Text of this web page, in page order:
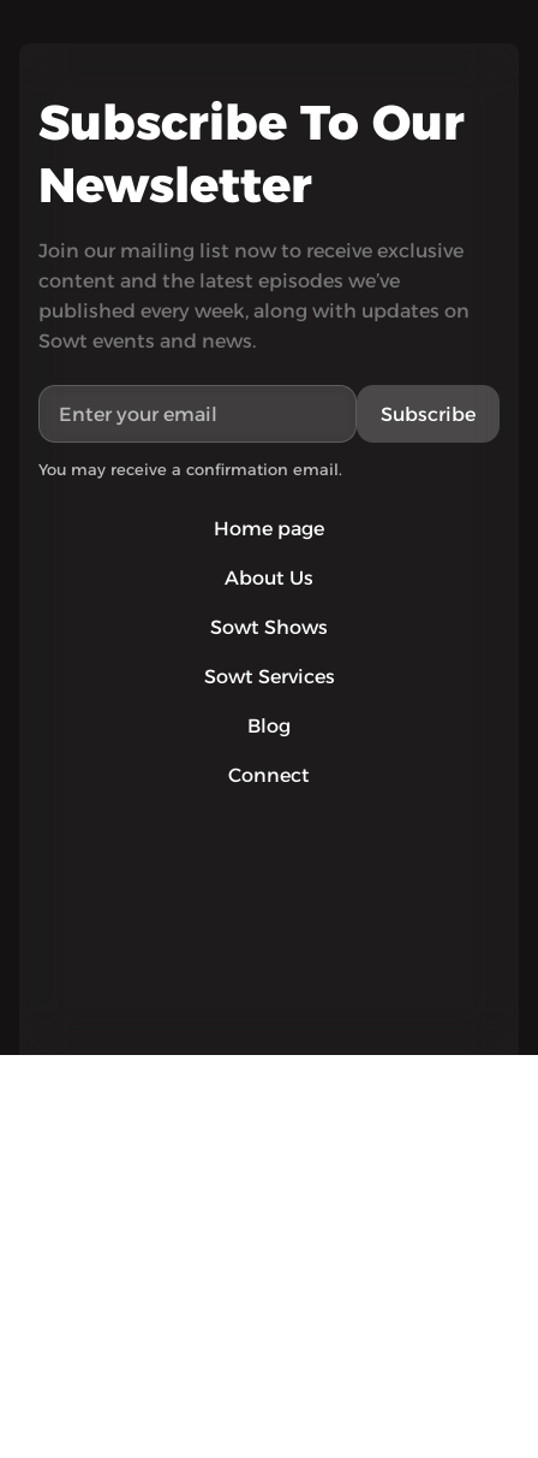
Home page
About Us
Sowt Shows
Sowt Services
Blog
Connect
Subscribe To Our
Newsletter
Join our mailing list now to receive exclusive
content and the latest episodes we’ve
published every week, along with updates on
Sowt events and news.
Subscribe
You may receive a confirmation email.